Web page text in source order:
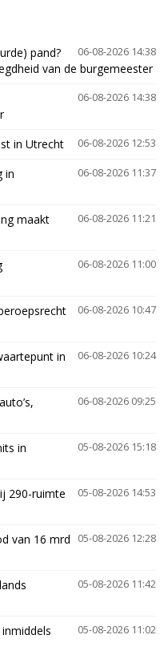
06-08-2026 14:38
pand?
van de burgemeester
06-08-2026 14:38
06-08-2026 12:53
in Utrecht
06-08-2026 11:37
in
06-08-2026 11:21
maakt
06-08-2026 11:00
06-08-2026 10:47
06-08-2026 10:24
in
06-08-2026 09:25
05-08-2026 15:18
in
05-08-2026 14:53
290-ruimte
05-08-2026 12:28
van 16 mrd
05-08-2026 11:42
05-08-2026 11:02